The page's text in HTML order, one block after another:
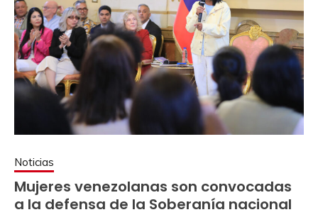
Noticias
Mujeres venezolanas son convocadas
a la defensa de la Soberanía nacional